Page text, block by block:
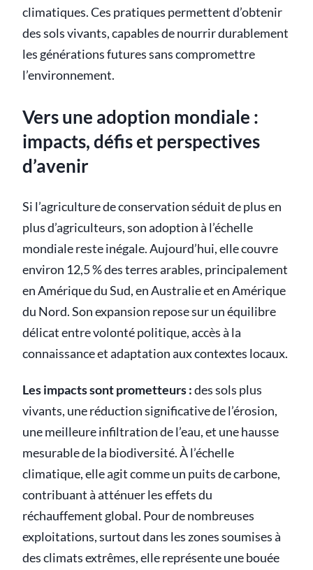
climatiques. Ces pratiques permettent d’obtenir
des sols vivants, capables de nourrir durablement
les générations futures sans compromettre
l’environnement.
Vers une adoption mondiale :
impacts, défis et perspectives
d’avenir
Si l’agriculture de conservation séduit de plus en
plus d’agriculteurs, son adoption à l’échelle
mondiale reste inégale. Aujourd’hui, elle couvre
environ 12,5 % des terres arables, principalement
en Amérique du Sud, en Australie et en Amérique
du Nord. Son expansion repose sur un équilibre
délicat entre volonté politique, accès à la
connaissance et adaptation aux contextes locaux.
Les impacts sont prometteurs :des sols plus
vivants, une réduction significative de l’érosion,
une meilleure infiltration de l’eau, et une hausse
mesurable de la biodiversité. À l’échelle
climatique, elle agit comme un puits de carbone,
contribuant à atténuer les effets du
réchauffement global. Pour de nombreuses
exploitations, surtout dans les zones soumises à
des climats extrêmes, elle représente une bouée